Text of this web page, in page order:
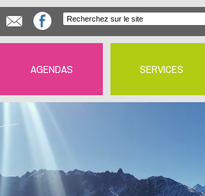
AGENDAS SERVICES